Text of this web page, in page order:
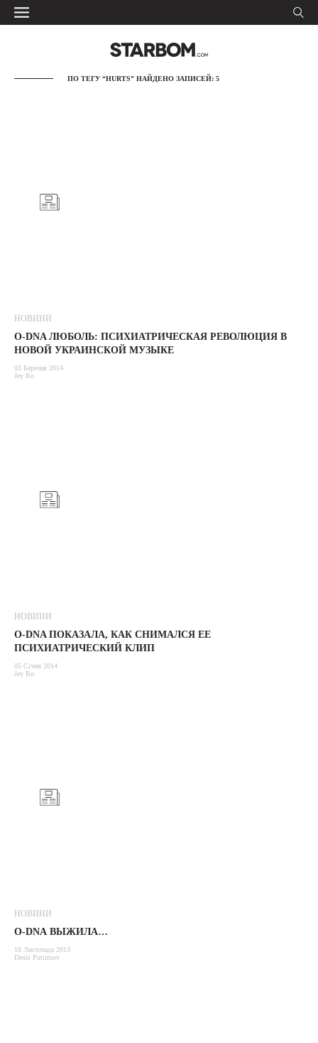
ПО ТЕГУ “HURTS” НАЙДЕНО ЗАПИСЕЙ: 5
НОВИНИ
O-DNA ЛЮБОЛЬ: ПСИХИАТРИЧЕСКАЯ РЕВОЛЮЦИЯ В
НОВОЙ УКРАИНСКОЙ МУЗЫКЕ
03 Березня 2014
Jey Ro
НОВИНИ
O-DNA ПОКАЗАЛА, КАК СНИМАЛСЯ ЕЕ
ПСИХИАТРИЧЕСКИЙ КЛИП
05 Січня 2014
Jey Ro
НОВИНИ
O-DNА ВЫЖИЛА…
18 Листопада 2013
Denis Putintsev